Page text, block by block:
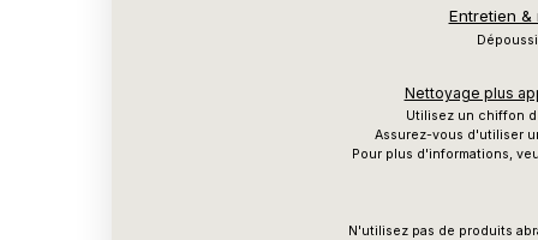
Entretien
Nettoyage plus
Utilisez un chiffon
Assurez-vous d'utiliser
Pour plus d'informations,
N'utilisez pas de produits